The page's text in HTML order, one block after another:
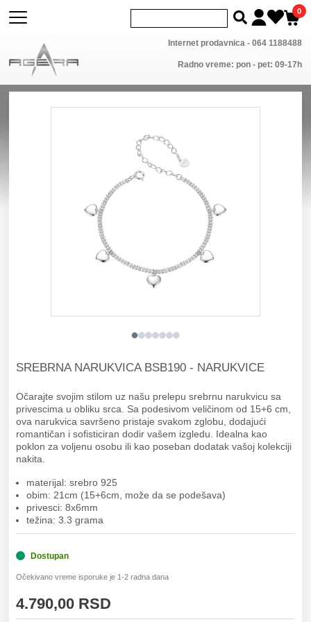
0
Internet prodavnica - 064 1188488
Radno vreme: pon - pet: 09-17h
SREBRNA NARUKVICA BSB190 - NARUKVICE
Očarajte svojim stilom uz našu prelepu srebrnu narukvicu sa
privescima u obliku srca. Sa podesivom veličinom od 15+6 cm,
ova narukvica savršeno pristaje svakom zglobu, dodajući
romantičan i sofisticiran dodir vašem izgledu. Idealna kao
poklon za voljenu osobu ili kao poseban dodatak vašoj kolekciji
nakita.
materijal: srebro 925
obim: 21cm (15+6cm, može da se podešava)
privesci: 8x6mm
težina: 3.3 grama
Dostupan
Očekivano vreme isporuke je 1-2 radna dana
4.790,00 RSD